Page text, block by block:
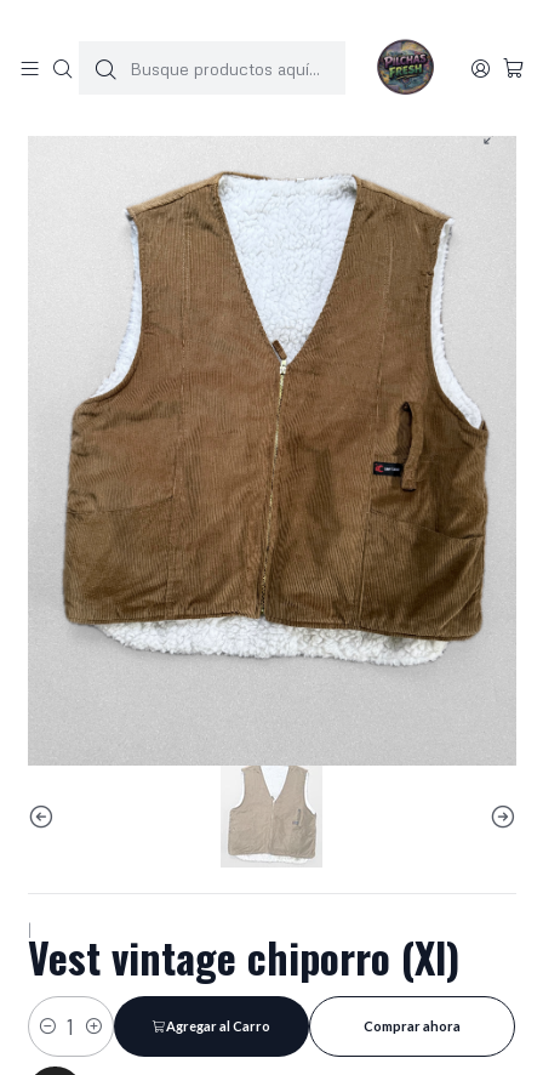
Inicio JACKET COTELE Vest vintage chiporro (Xl)
|Vest vintage chiporro (Xl)
Cantidad
Agregar al Carro Comprar ahora